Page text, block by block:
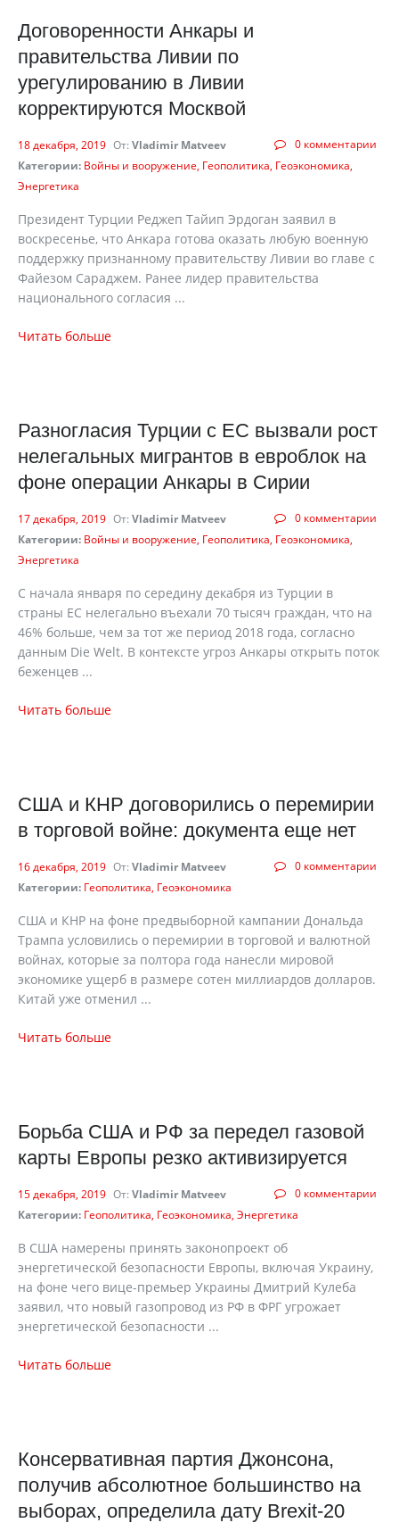
Договоренности Анкары и
правительства Ливии по
урегулированию в Ливии
корректируются Москвой
0 комментарии
18 декабря, 2019 От: Vladimir Matveev
Категории: Войны и вооружение Геополитика Геоэкономика
Энергетика
Президент Турции Реджеп Тайип Эрдоган заявил в
воскресенье, что Анкара готова оказать любую военную
поддержку признанному правительству Ливии во главе с
Файезом Сараджем. Ранее лидер правительства
национального согласия ...
Читать больше
Разногласия Турции с ЕС вызвали рост
нелегальных мигрантов в евроблок на
фоне операции Анкары в Сирии
0 комментарии
17 декабря, 2019 От: Vladimir Matveev
Категории: Войны и вооружение Геополитика Геоэкономика
Энергетика
С начала января по середину декабря из Турции в
страны ЕС нелегально въехали 70 тысяч граждан, что на
46% больше, чем за тот же период 2018 года, согласно
данным Die Welt. В контексте угроз Анкары открыть поток
беженцев ...
Читать больше
США и КНР договорились о перемирии
в торговой войне: документа еще нет
0 комментарии
16 декабря, 2019 От: Vladimir Matveev
Категории: Геополитика Геоэкономика
США и КНР на фоне предвыборной кампании Дональда
Трампа условились о перемирии в торговой и валютной
войнах, которые за полтора года нанесли мировой
экономике ущерб в размере сотен миллиардов долларов.
Китай уже отменил ...
Читать больше
Борьба США и РФ за передел газовой
карты Европы резко активизируется
0 комментарии
15 декабря, 2019 От: Vladimir Matveev
Категории: Геополитика Геоэкономика Энергетика
В США намерены принять законопроект об
энергетической безопасности Европы, включая Украину,
на фоне чего вице-премьер Украины Дмитрий Кулеба
заявил, что новый газопровод из РФ в ФРГ угрожает
энергетической безопасности ...
Читать больше
Консервативная партия Джонсона,
получив абсолютное большинство на
выборах, определила дату Brexit-20